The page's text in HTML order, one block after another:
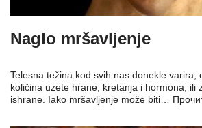
Naglo mršavljenje
Telesna težina kod svih nas donekle varira,
količina uzete hrane, kretanja i hormona, ili
ishrane. Iako mršavljenje može biti…